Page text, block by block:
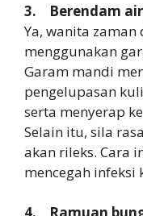
3. Berendam
Ya, wanita
menggunakan
Garam mandi
pengelupasan
serta menyerap
Selain itu, sila
akan rileks. Cara
mencegah infeksi